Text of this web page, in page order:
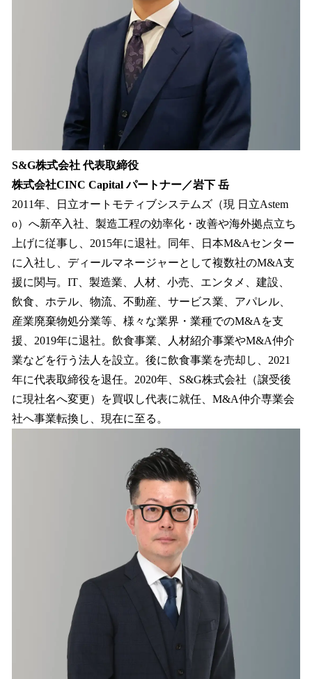
S&G株式会社 代表取締役
株式会社CINC Capital パートナー／岩下 岳
2011年、日立オートモティブシステムズ（現 日立Astem
o）へ新卒入社、製造工程の効率化・改善や海外拠点立ち
上げに従事し、2015年に退社。同年、日本M&Aセンター
に入社し、ディールマネージャーとして複数社のM&A支
援に関与。IT、製造業、人材、小売、エンタメ、建設、
飲食、ホテル、物流、不動産、サービス業、アパレル、
産業廃棄物処分業等、様々な業界・業種でのM&Aを支
援、2019年に退社。飲食事業、人材紹介事業やM&A仲介
業などを行う法人を設立。後に飲食事業を売却し、2021
年に代表取締役を退任。2020年、S&G株式会社（譲受後
に現社名へ変更）を買収し代表に就任、M&A仲介専業会
社へ事業転換し、現在に至る。